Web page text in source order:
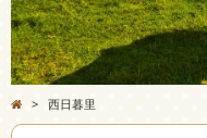
> 西日暮里